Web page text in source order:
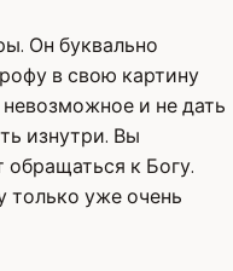
Он буквально
в свою картину
и не дать
изнутри. Вы
к Богу.
только уже очень